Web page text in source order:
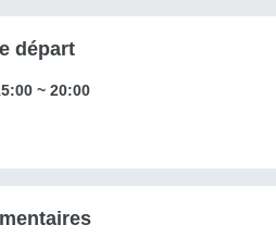
départ
~ 20:00